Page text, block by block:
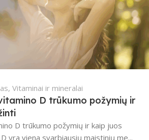
, Vitaminai ir mineralai
D trūkumo požymių ir
D trūkumo požymių ir kaip juos
yra viena svarbiausių maistinių me...